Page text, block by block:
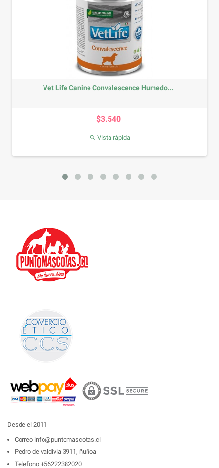
Vet Life Canine Convalescence Humedo...
$3.540
 Vista rápida
Desde el 2011
Correo info@puntomascotas.cl
Pedro de valdivia 3911, ñuñoa
Telefono +56222382020